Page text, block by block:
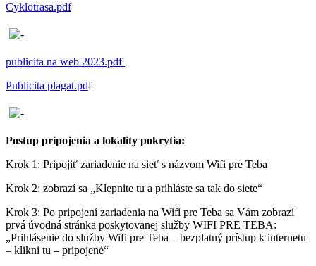
Cyklotrasa.pdf
publicita na web 2023.pdf
Publicita plagat.pdf
Postup pripojenia a lokality pokrytia:
Krok 1: Pripojiť zariadenie na sieť s názvom Wifi pre Teba
Krok 2: zobrazí sa „Klepnite tu a prihláste sa tak do siete“
Krok 3: Po pripojení zariadenia na Wifi pre Teba sa Vám zobrazí
prvá úvodná stránka poskytovanej služby WIFI PRE TEBA:
„Prihlásenie do služby Wifi pre Teba – bezplatný prístup k internetu
– klikni tu – pripojené“